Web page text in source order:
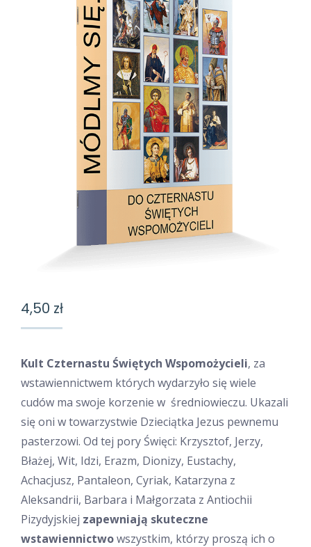
4,50 zł
Kult Czternastu Świętych Wspomożycieli, za
wstawiennictwem których wydarzyło się wiele
cudów ma swoje korzenie w średniowieczu. Ukazali
się oni w towarzystwie Dzieciątka Jezus pewnemu
pasterzowi. Od tej pory Święci: Krzysztof, Jerzy,
Błażej, Wit, Idzi, Erazm, Dionizy, Eustachy,
Achacjusz, Pantaleon, Cyriak, Katarzyna z
Aleksandrii, Barbara i Małgorzata z Antiochii
Pizydyjskiej zapewniają skuteczne
wstawiennictwowszystkim, którzy proszą ich o